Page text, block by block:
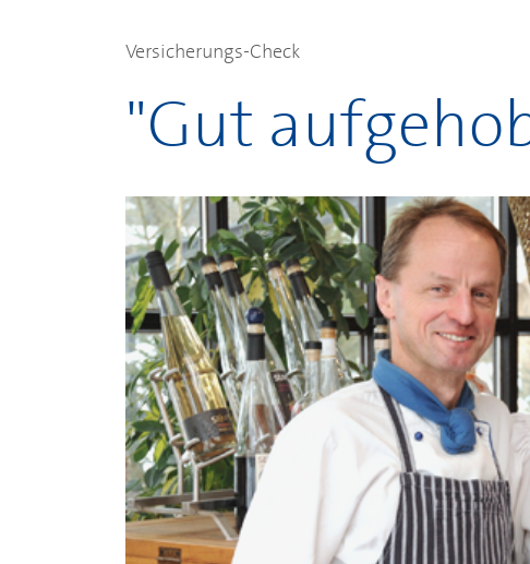
Versicherungs-Check
"Gut